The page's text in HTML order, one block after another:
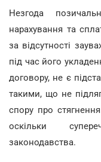
Незгода
нарахування та
за відсутності
під час його
договору, не є
такими, що не
спору про
оскільки
законодавства.